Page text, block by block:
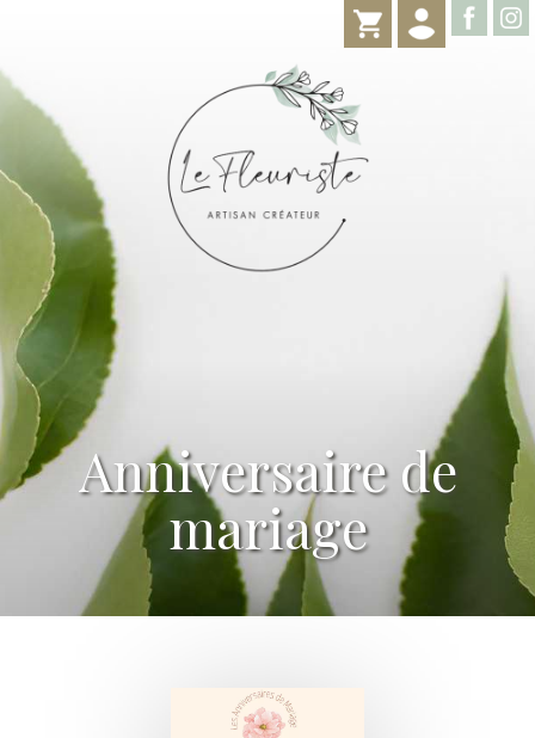
Anniversaire de
mariage